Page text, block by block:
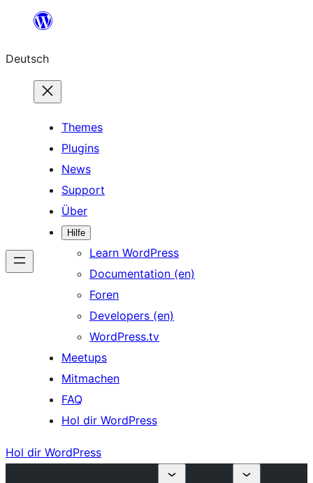
springen
Deutsch
Themes
Plugins
News
Support
Über
Hilfe
Learn WordPress
Documentation (en)
Foren
Developers (en)
WordPress.tv
Meetups
Mitmachen
FAQ
Hol dir WordPress
Hol dir WordPress